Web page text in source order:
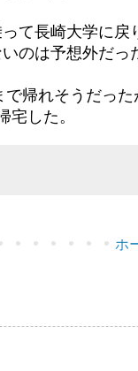
て長崎大学に
のは予想外だっ
帰れそうだっ
宅した。
ホ